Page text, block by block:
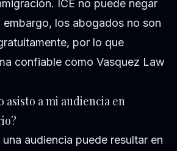
ICE no puede negar
embargo, los abogados no son
por lo que
confiable como Vasquez Law
asisto a mi audiencia en
audiencia puede resultar en